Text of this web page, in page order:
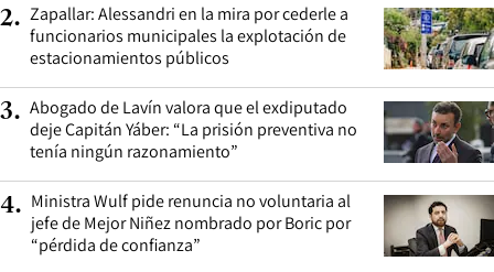
2. Zapallar: Alessandri en la mira por cederle a
funcionarios municipales la explotación de
estacionamientos públicos
3. Abogado de Lavín valora que el exdiputado
deje Capitán Yáber: “La prisión preventiva no
tenía ningún razonamiento”
4. Ministra Wulf pide renuncia no voluntaria al
jefe de Mejor Niñez nombrado por Boric por
“pérdida de confianza”